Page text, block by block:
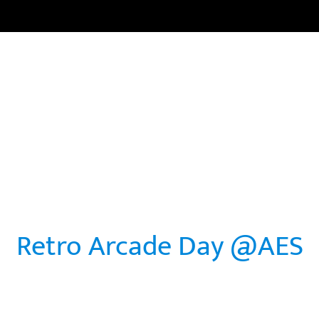
Retro Arcade Day @AES